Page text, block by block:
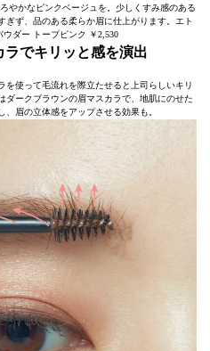
やかなピンクベージュを。少しくすみ感のある
ず、品のある柔らか眉に仕上がります。エト
ダー トープピンク ￥2,530
でキリッと感を演出
を使って毛流れを際立たせると上司らしいキリ
ダークブラウンの眉マスカラで、地肌にのせた
眉の立体感をアップさせる効果も。